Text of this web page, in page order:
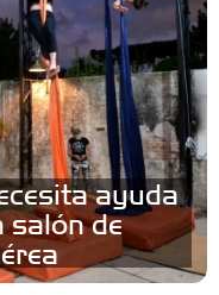
ayuda
salón de